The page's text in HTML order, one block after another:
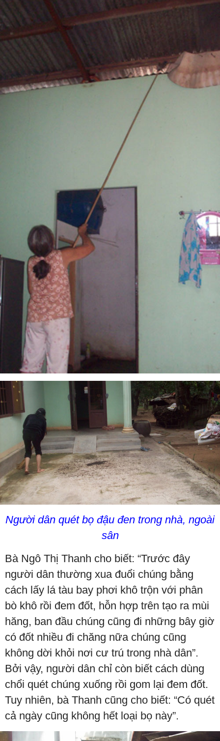
Người dân quét bọ đậu đen trong nhà, ngoài
sân
Bà Ngô Thị Thanh cho biết: “Trước đây
người dân thường xua đuổi chúng bằng
cách lấy lá tàu bay phơi khô trộn với phân
bò khô rồi đem đốt, hỗn hợp trên tạo ra mùi
hăng, ban đầu chúng cũng đi những bây giờ
có đốt nhiều đi chăng nữa chúng cũng
không dời khỏi nơi cư trú trong nhà dân”.
Bởi vậy, người dân chỉ còn biết cách dùng
chổi quét chúng xuống rồi gom lại đem đốt.
Tuy nhiên, bà Thanh cũng cho biết: “Có quét
cả ngày cũng không hết loại bọ này”.